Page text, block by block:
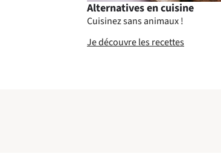
Alternatives en cuisine
Cuisinez sans animaux !
Je découvre les recettes